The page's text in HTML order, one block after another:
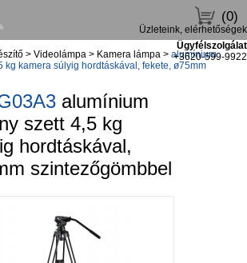
(0)
Üzleteink, elérhetőségek
Ügyfélszolgálat
+3620-599-9922
> Videolámpa > Kamera lámpa > alumínium
kg kamera súlyig hordtáskával, fekete, ø75mm
alumínium
szett 4,5 kg
hordtáskával,
szintezőgömbbel